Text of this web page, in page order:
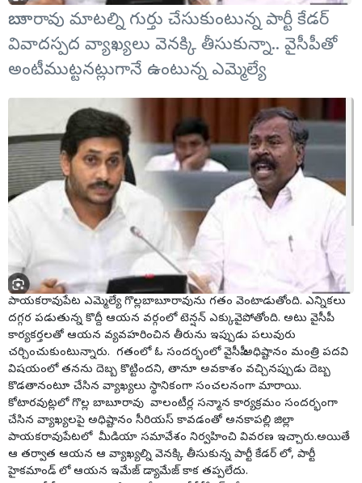
బాబూరావు మాటల్ని గుర్తు చేసుకుంటున్న పార్టీ కేడర్
వివాదస్పద వ్యాఖ్యలు వెనక్కి తీసుకున్నా.. వైసీపీతో
అంటీముట్టనట్లుగానే ఉంటున్న ఎమ్మెల్యే
పాయకరావుపేట ఎమ్మెల్యే గొల్లబాబూరావును గతం వెంటాడుతోంది. ఎన్నికలు
దగ్గర పడుతున్న కొద్దీ ఆయన వర్గంలో టెన్షన్ ఎక్కువైపోతోంది. అటు వైసీపీ
కార్యకర్తలతో ఆయన వ్యవహరించిన తీరును ఇప్పుడు పలువురు
చర్చించుకుంటున్నారు. గతంలో ఓ సందర్భంలో వైసీపీ అధిష్టానం మంత్రి పదవి
విషయంలో తనను దెబ్బ కొట్టిందని, తానూ అవకాశం వచ్చినప్పుడు దెబ్బ
కొడతానంటూ చేసిన వ్యాఖ్యలు స్థానికంగా సంచలనంగా మారాయి.
కోటారవుట్లలో గొల్ల బాబూరావు వాలంటీర్ల సన్మాన కార్యక్రమం సందర్భంగా
చేసిన వ్యాఖ్యలపై అధిష్టానం సీరియస్ కావడంతో అనకాపల్లి జిల్లా
పాయకరావుపేటలో మీడియా సమావేశం నిర్వహించి వివరణ ఇచ్చారు.అయితే
ఆ తర్వాత ఆయన ఆ వ్యాఖ్యల్ని వెనక్కి తీసుకున్న పార్టీ కేడర్ లో, పార్టీ
హైకమాండ్ లో ఆయన ఇమేజ్ డ్యామేజ్ కాక తప్పలేదు.